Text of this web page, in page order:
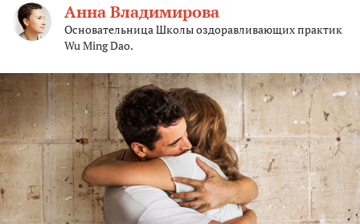
Анна Владимирова
Основательница Школы оздоравливающих практик
Wu Ming Dao.